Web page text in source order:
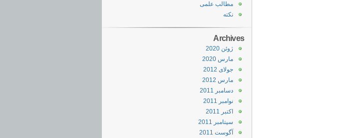
مطالب علمی
نکته
Archives
ژوئن 2020
مارس 2020
جولای 2012
مارس 2012
دسامبر 2011
نوامبر 2011
اکتبر 2011
سپتامبر 2011
آگوست 2011